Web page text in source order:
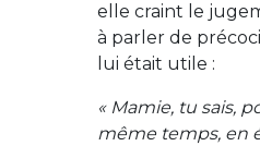
elle craint le
à parler de
lui était utile :
« Mamie, tu sais,
même temps, en